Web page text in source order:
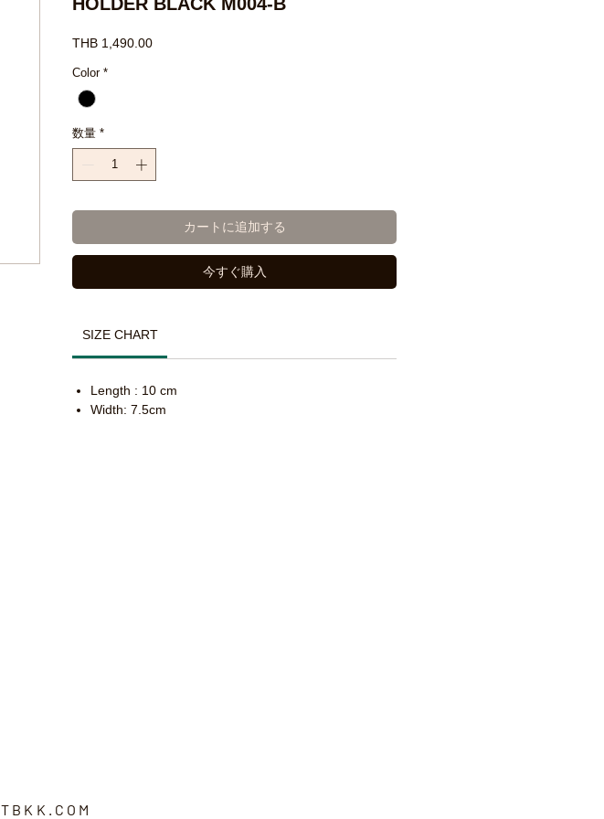
THB 1,490.00価
Color *
数量 *
カートに追加する
今すぐ購入
SIZE CHART
Length : 10 cm
Width: 7.5cm